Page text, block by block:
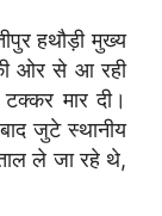
हथौड़ी मुख्य
की ओर से आ रही
मार दी।
जुटे स्थानीय
ले जा रहे थे,